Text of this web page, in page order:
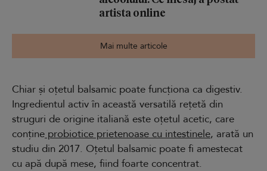
artista online
Mai multe articole
Chiar și oțetul balsamic poate funcționa ca digestiv.
Ingredientul activ în această versatilă rețetă din
struguri de origine italiană este oțetul acetic, care
conține probiotice prietenoase cu intestinele, arată un
studiu din 2017. Oțetul balsamic poate fi amestecat
cu apă după mese, fiind foarte concentrat.